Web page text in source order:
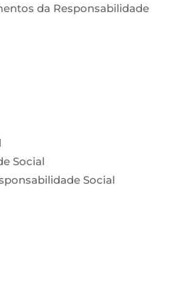
da Responsabilidade
Social
Social